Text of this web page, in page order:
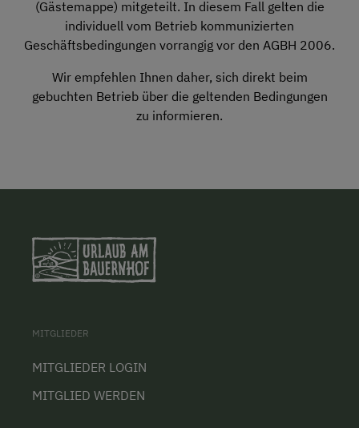
(Gästemappe) mitgeteilt. In diesem Fall gelten die
individuell vom Betrieb kommunizierten
Geschäftsbedingungen vorrangig vor den AGBH 2006.
Wir empfehlen Ihnen daher, sich direkt beim
gebuchten Betrieb über die geltenden Bedingungen
zu informieren.
MITGLIEDER
MITGLIEDER LOGIN
MITGLIED WERDEN